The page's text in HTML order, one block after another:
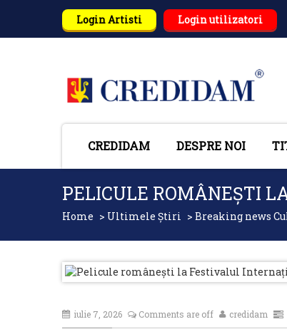
Login Artisti Login utilizatori
CREDIDAM DESPRE NOI
PELICULE ROMÂNEȘTI
Home > Ultimele Știri > Breaking news
iulie 7, 2026 Comments are off credidam